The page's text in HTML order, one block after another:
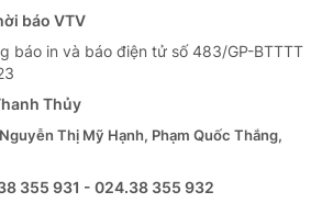
báo VTV
báo in và báo điện tử số 483/GP-BTTTT
Thủy
Nguyễn Thị Mỹ Hạnh, Phạm Quốc Thắng,
355 931 - 024.38 355 932